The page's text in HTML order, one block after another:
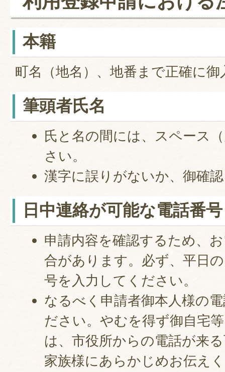
本籍
町名（地名）、地番まで正確に
筆頭者氏名
氏と名の間には、スペース
さい。
漢字に誤りがないか、御確
日中連絡が可能な電話番号
申請内容を確認するため、
合があります。必ず、平日
号を入力してください。
なるべく申請者御本人様の
ださい。やむを得ず御自宅
は、市役所からの電話が来
家族様にあらかじめお伝え